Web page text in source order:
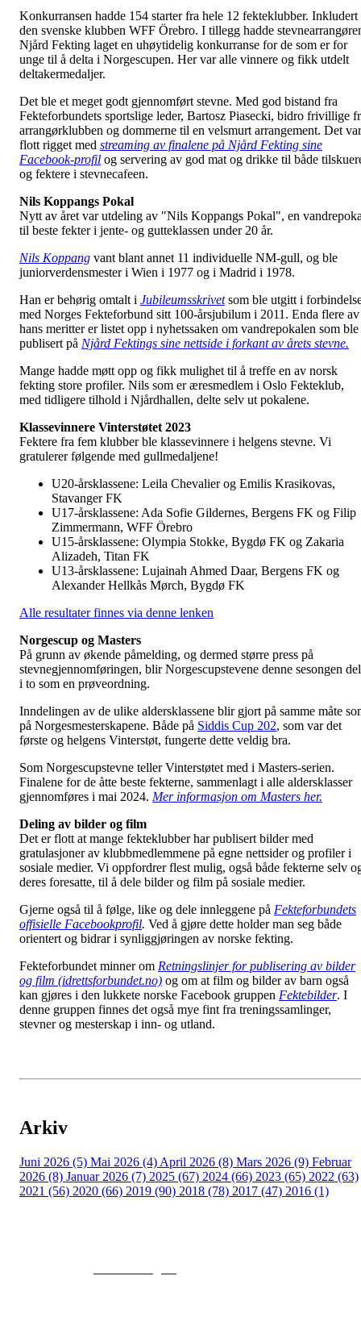
Konkurransen hadde 154 starter fra hele 12 fekteklubber. Inkludert
den svenske klubben WFF Örebro. I tillegg hadde
Njård Fekting laget en uhøytidelig konkurranse for de som er for
unge til å delta i Norgescupen. Her var alle vinnere og fikk utdelt
deltakermedaljer.
Det ble et meget godt gjennomført stevne. Med god bistand fra
Fekteforbundets sportslige leder, Bartosz Piasecki, bidro frivillige
arrangørklubben og dommerne til en velsmurt arrangement. Det var
flott rigget med streaming av finalene på Njård Fekting sine
Facebook-profil og servering av god mat og drikke til både
og fektere i stevnecafeen.
Nils Koppangs Pokal
Nytt av året var utdeling av "Nils Koppangs Pokal", en
til beste fekter i jente- og gutteklassen under 20 år.
Nils Koppang vant blant annet 11 individuelle NM-gull, og ble
juniorverdensmester i Wien i 1977 og i Madrid i 1978.
Han er behørig omtalt i Jubileumsskrivetsom ble utgitt i
med Norges Fekteforbund sitt 100-årsjubilum i 2011. Enda flere av
hans meritter er listet opp i nyhetssaken om vandrepokalen som ble
publisert på Njård Fektings sine nettside i forkant av årets stevne.
Mange hadde møtt opp og fikk mulighet til å treffe en av norsk
fekting store profiler. Nils som er æresmedlem i Oslo Fekteklub,
med tidligere tilhold i Njårdhallen, delte selv ut pokalene.
Klassevinnere Vinterstøtet 2023
Fektere fra fem klubber ble klassevinnere i helgens stevne. Vi
gratulerer følgende med gullmedaljene!
U20-årsklassene: Leila Chevalier og Emilis Krasikovas,
Stavanger FK
U17-årsklassene: Ada Sofie Gildernes, Bergens FK og Filip
Zimmermann, WFF Örebro
U15-årsklassene: Olympia Stokke, Bygdø FK og Zakaria
Alizadeh, Titan FK
U13-årsklassene: Lujainah Ahmed Daar, Bergens FK og
Alexander Hellkås Mørch, Bygdø FK
Alle resultater finnes via denne lenken
Norgescup og Masters
På grunn av økende påmelding, og dermed større press på
stevnegjennomføringen, blir Norgescupstevene denne sesongen
i to som en prøveordning.
Inndelingen av de ulike aldersklassene blir gjort på samme måte
på Norgesmesterskapene. Både på Siddis Cup 202, som var det
første og helgens Vinterstøt, fungerte dette veldig bra.
Som Norgescupstevne teller Vinterstøtet med i Masters-serien.
Finalene for de åtte beste fekterne, sammenlagt i alle aldersklasser
gjennomføres i mai 2024. Mer informasjon om Masters her.
Deling av bilder og film
Det er flott at mange fekteklubber har publisert bilder med
gratulasjoner av klubbmedlemmene på egne nettsider og profiler i
sosiale medier. Vi oppfordrer flest mulig, også både fekterne selv
deres foresatte, til å dele bilder og film på sosiale medier.
Gjerne også til å følge, like og dele innleggene på Fekteforbundets
offisielle Facebookprofil. Ved å gjøre dette holder man seg både
orientert og bidrar i synliggjøringen av norske fekting.
Fekteforbundet minner om Retningslinjer for publisering av bilder
og film (idrettsforbundet.no) og om at film og bilder av barn også
kan gjøres i den lukkete norske Facebook gruppen Fektebilder. I
denne gruppen finnes det også mye fint fra treningssamlinger,
stevner og mesterskap i inn- og utland.
Arkiv
Juni 2026 (5) Mai 2026 (4) April 2026 (8) Mars 2026 (9) Februar
2026 (8) Januar 2026 (7) 2025 (67) 2024 (66) 2023 (65) 2022 (63)
2021 (56) 2020 (66) 2019 (90) 2018 (78) 2017 (47) 2016 (1)